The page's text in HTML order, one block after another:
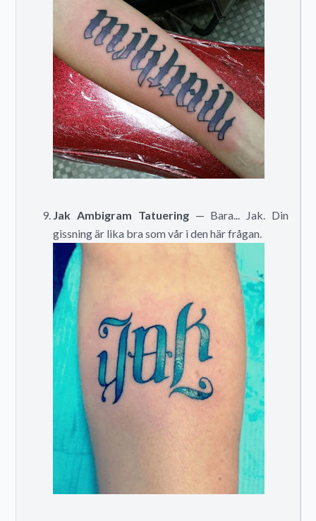
Jak Ambigram Tatuering— Bara... Jak. Din
gissning är lika bra som vår i den här frågan.